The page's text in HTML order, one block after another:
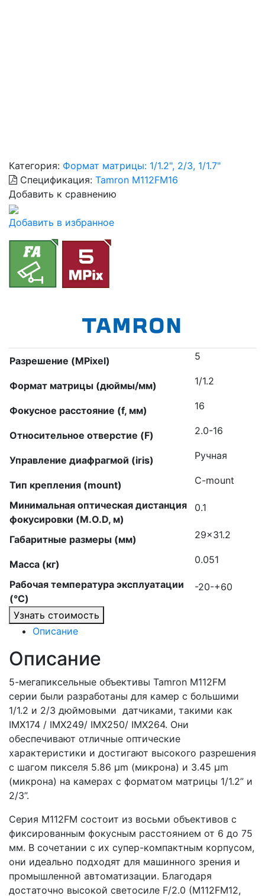
Категория: Формат матрицы: 1/1.2", 2/3, 1/1.7"
Спецификация: Tamron M112FM16
Добавить к сравнению
Добавить в избранное
Разрешение (MPixel) 5
Формат матрицы (дюймы/мм) 1/1.2
Фокусное расстояние (f, мм) 16
Относительное отверстие (F) 2.0-16
Управление диафрагмой (iris) Ручная
Тип крепления (mount) C-mount
Минимальная оптическая дистанция
фокусировки (M.O.D, м)
0.1
Габаритные размеры (мм) 29×31.2
Масса (кг) 0.051
Рабочая температура эксплуатации
(°C)
-20-+60
Узнать стоимость
Описание
Описание
5-мегапиксельные объективы Tamron M112FM
серии были разработаны для камер с большими
1/1.2 и 2/3 дюймовыми датчиками, такими как
IMX174 / IMX249/ IMX250/ IMX264. Они
обеспечивают отличные оптические
характеристики и достигают высокого разрешения
с шагом пикселя 5.86 μm (микрона) и 3.45 μm
(микрона) на камерах с форматом матрицы 1/1.2” и
2/3”.
Серия M112FM состоит из восьми объективов с
фиксированным фокусным расстоянием от 6 до 75
мм. В сочетании с их супер-компактным корпусом,
они идеально подходят для машинного зрения и
промышленной автоматизации. Благодаря
достаточно высокой светосиле F/2.0 (M112FM12,